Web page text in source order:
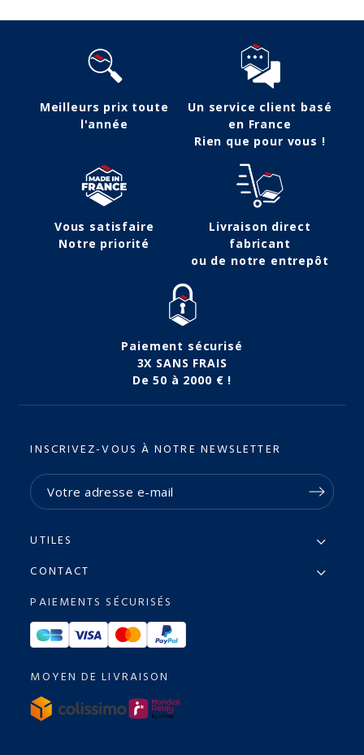
Meilleurs prix toute
l'année
Un service client basé
en France
Rien que pour vous !
Vous satisfaire
Notre priorité
Livraison direct
fabricant
ou de notre entrepôt
Paiement sécurisé
3X SANS FRAIS
De 50 à 2000 € !
INSCRIVEZ-VOUS À NOTRE NEWSLETTER
UTILES
CONTACT
PAIEMENTS SÉCURISÉS
MOYEN DE LIVRAISON